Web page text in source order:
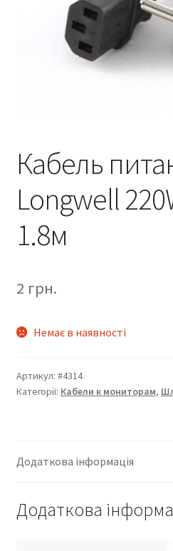
Кабель
Longwell
1.8м
2 грн.
Немає в наявності
Артикул: #4314
Категорії: Кабели к мониторам,
Додаткова інформація
Додаткова